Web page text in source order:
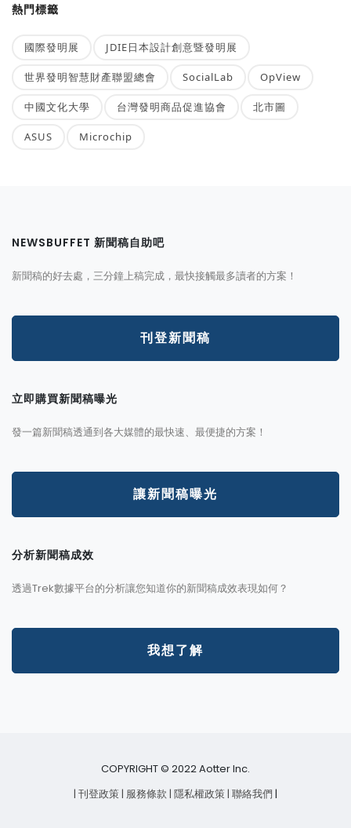
熱門標籤
國際發明展 JDIE日本設計創意暨發明展
世界發明智慧財產聯盟總會 SocialLab OpView
中國文化大學 台灣發明商品促進協會 北市圖
ASUS Microchip
NEWSBUFFET 新聞稿自助吧
新聞稿的好去處，三分鐘上稿完成，最快接觸最多讀者的方案！
刊登新聞稿
立即購買新聞稿曝光
發一篇新聞稿透通到各大媒體的最快速、最便捷的方案！
讓新聞稿曝光
分析新聞稿成效
透過Trek數據平台的分析讓您知道你的新聞稿成效表現如何？
我想了解
COPYRIGHT © 2022 Aotter Inc.
| 刊登政策| 服務條款 | 隱私權政策| 聯絡我們 |